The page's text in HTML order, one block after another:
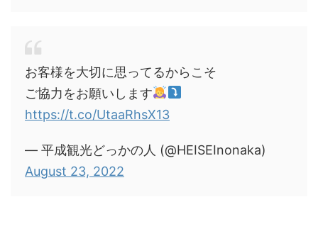
お客様を大切に思ってるからこそ
ご協力をお願いします
https://t.co/UtaaRhsX13
— 平成観光どっかの人 (@HEISEInonaka)
August 23, 2022